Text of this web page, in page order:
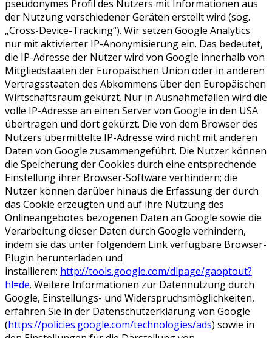
pseudonymes Profil des Nutzers mit Informationen aus
der Nutzung verschiedener Geräten erstellt wird (sog.
„Cross-Device-Tracking“). Wir setzen Google Analytics
nur mit aktivierter IP-Anonymisierung ein. Das bedeutet,
die IP-Adresse der Nutzer wird von Google innerhalb von
Mitgliedstaaten der Europäischen Union oder in anderen
Vertragsstaaten des Abkommens über den Europäischen
Wirtschaftsraum gekürzt. Nur in Ausnahmefällen wird die
volle IP-Adresse an einen Server von Google in den USA
übertragen und dort gekürzt. Die von dem Browser des
Nutzers übermittelte IP-Adresse wird nicht mit anderen
Daten von Google zusammengeführt. Die Nutzer können
die Speicherung der Cookies durch eine entsprechende
Einstellung ihrer Browser-Software verhindern; die
Nutzer können darüber hinaus die Erfassung der durch
das Cookie erzeugten und auf ihre Nutzung des
Onlineangebotes bezogenen Daten an Google sowie die
Verarbeitung dieser Daten durch Google verhindern,
indem sie das unter folgendem Link verfügbare Browser-
Plugin herunterladen und
installieren: http://tools.google.com/dlpage/gaoptout?
hl=de. Weitere Informationen zur Datennutzung durch
Google, Einstellungs- und Widerspruchsmöglichkeiten,
erfahren Sie in der Datenschutzerklärung von Google
(https://policies.google.com/technologies/ads) sowie in